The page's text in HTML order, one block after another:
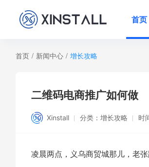
首页
首页 / 新闻中心 / 增长攻略
二维码电商推广如何做
Xinstall 分类： 增长攻略 时
凌晨两点，义乌商贸城那儿，老